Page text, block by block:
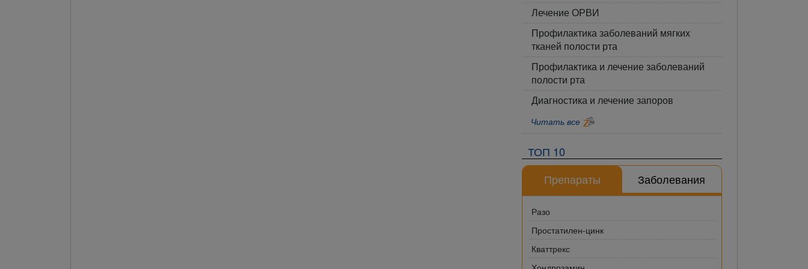
Лечение ОРВИ
Профилактика заболеваний мягких
тканей полости рта
Профилактика и лечение заболеваний
полости рта
Диагностика и лечение запоров
Читать все
ТОП 10
Препараты
Заболевания
Разо
Простатилен-цинк
Кваттрекс